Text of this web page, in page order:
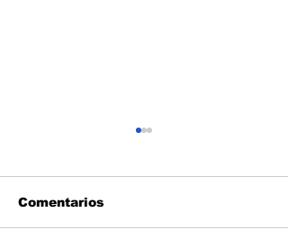
Comentarios